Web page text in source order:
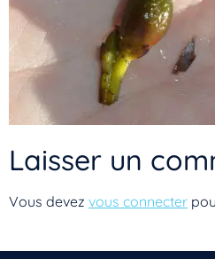
Laisser un
Vous devez vous connecter